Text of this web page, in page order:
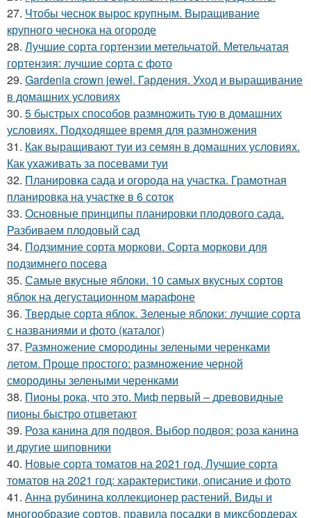
27. Чтобы чеснок вырос крупным. Выращивание
крупного чеснока на огороде
28. Лучшие сорта гортензии метельчатой. Метельчатая
гортензия: лучшие сорта с фото
29. Gardenia crown jewel. Гардения. Уход и выращивание
в домашних условиях
30. 5 быстрых способов размножить тую в домашних
условиях. Подходящее время для размножения
31. Как выращивают туи из семян в домашних условиях.
Как ухаживать за посевами туи
32. Планировка сада и огорода на участка. Грамотная
планировка на участке в 6 соток
33. Основные принципы планировки плодового сада.
Разбиваем плодовый сад
34. Подзимние сорта моркови. Сорта моркови для
подзимнего посева
35. Самые вкусные яблоки. 10 самых вкусных сортов
яблок на дегустационном марафоне
36. Твердые сорта яблок. Зеленые яблоки: лучшие сорта
с названиями и фото (каталог)
37. Размножение смородины зелеными черенками
летом. Проще простого: размножение черной
смородины зелеными черенками
38. Пионы рока, что это. Миф первый – древовидные
пионы быстро отцветают
39. Роза канина для подвоя. Выбор подвоя: роза канина
и другие шиповники
40. Новые сорта томатов на 2021 год. Лучшие сорта
томатов на 2021 год: характеристики, описание и фото
41. Анна рубинина коллекционер растений. Виды и
многообразие сортов, правила посадки в миксбордерах